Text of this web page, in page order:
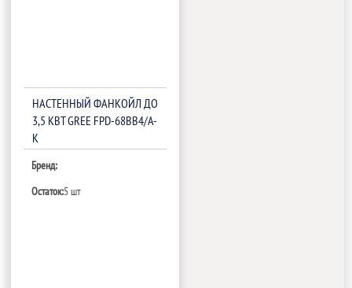
НАСТЕННЫЙ ФАНКОЙЛ ДО
3,5 КВТ GREE FPD-68BB4/A-
K
Бренд:
Остаток:5 шт